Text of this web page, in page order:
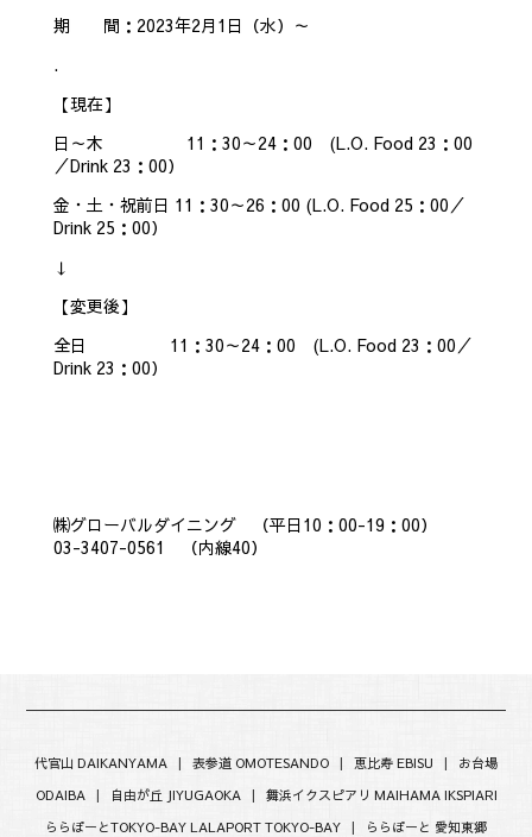
期 間：2023年2月1日（水）～
.
【現在】
日～木 11：30～24：00 (L.O. Food 23：00
／Drink 23：00）
金・土・祝前日 11：30～26：00 (L.O. Food 25：00／
Drink 25：00）
↓
【変更後】
全日 11：30～24：00 (L.O. Food 23：00／
Drink 23：00）
㈱グローバルダイニング （平日10：00-19：00）
03-3407-0561 （内線40）
代官山 DAIKANYAMA | 表参道 OMOTESANDO | 恵比寿 EBISU | お台場
ODAIBA| 自由が丘 JIYUGAOKA | 舞浜イクスピアリ MAIHAMA IKSPIARI
ららぽーとTOKYO-BAY LALAPORT TOKYO-BAY |
ららぽーと 愛知東郷